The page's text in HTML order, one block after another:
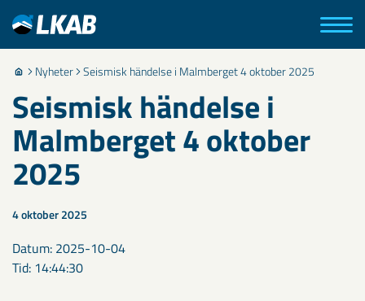
Nyheter Seismisk händelse i Malmberget 4 oktober 2025
Seismisk händelse i
Malmberget 4 oktober
2025
4 oktober 2025
Datum: 2025-10-04
Tid: 14:44:30